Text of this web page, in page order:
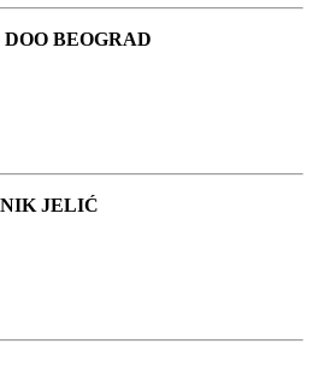
BEOGRAD
JELIĆ